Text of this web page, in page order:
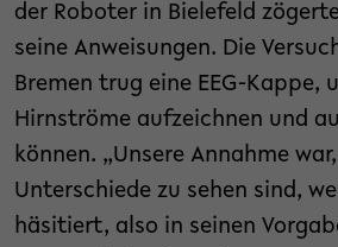
der Roboter in Bielefeld
seine Anweisungen. Die
Bremen trug eine EEG-Kappe,
Hirnströme aufzeichnen und
können. „Unsere Annahme
Unterschiede zu sehen sind,
häsitiert, also in seinen